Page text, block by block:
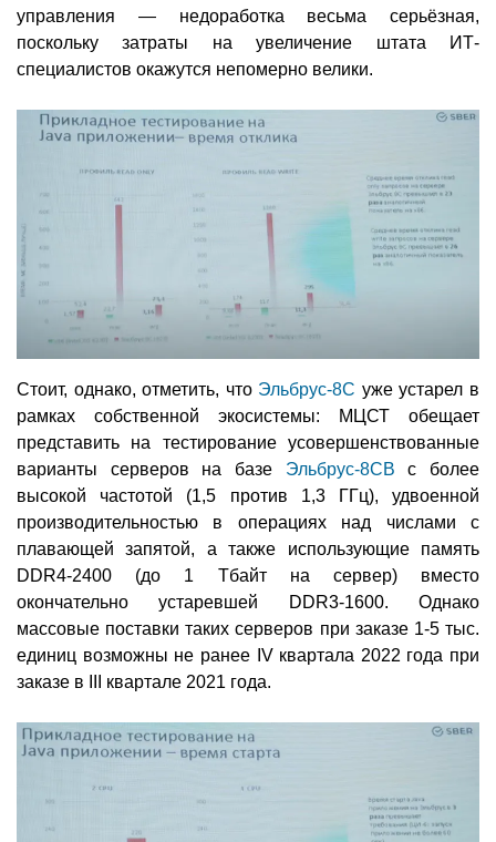
управления — недоработка весьма серьёзная,
поскольку затраты на увеличение штата ИТ-
специалистов окажутся непомерно велики.
Стоит, однако, отметить, что Эльбрус-8С уже устарел в
рамках собственной экосистемы: МЦСТ обещает
представить на тестирование усовершенствованные
варианты серверов на базе Эльбрус-8СВ с более
высокой частотой (1,5 против 1,3 ГГц), удвоенной
производительностью в операциях над числами с
плавающей запятой, а также использующие память
DDR4-2400 (до 1 Тбайт на сервер) вместо
окончательно устаревшей DDR3-1600. Однако
массовые поставки таких серверов при заказе 1-5 тыс.
единиц возможны не ранее IV квартала 2022 года при
заказе в III квартале 2021 года.